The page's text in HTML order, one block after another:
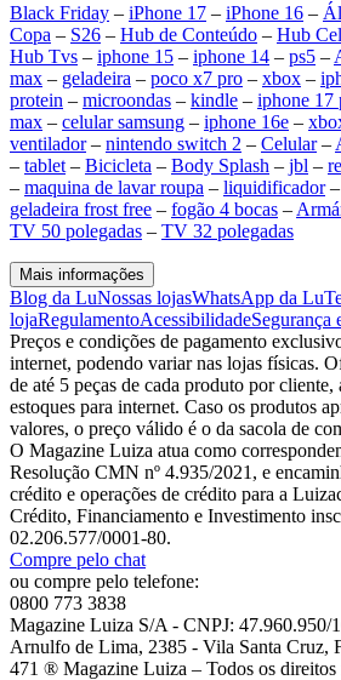
Black Friday – iPhone 17 – iPhone 16 –
Copa – S26 – Hub de Conteúdo – Hub
Hub Tvs – iphone 15 – iphone 14 – ps5 –
max – geladeira – poco x7 pro – xbox –
protein – microondas – kindle – iphone 17
max – celular samsung – iphone 16e –
ventilador– nintendo switch 2 – Celular–
– tablet – Bicicleta – Body Splash – jbl –
– maquina de lavar roupa – liquidificador–
geladeira frost free – fogão 4 bocas –
TV 50 polegadas – TV 32 polegadas
Mais informações
Blog da LuNossas lojasWhatsApp da Lu
lojaRegulamentoAcessibilidadeSegurança
Preços e condições de pagamento
internet, podendo variar nas lojas físicas.
de até 5 peças de cada produto por cliente,
estoques para internet. Caso os produtos
valores, o preço válido é o da sacola de
O Magazine Luiza atua como
Resolução CMN nº 4.935/2021, e
crédito e operações de crédito para a
Crédito, Financiamento e Investimento
02.206.577/0001-80.
Compre pelo chat
ou compre pelo telefone:
0800 773 3838
Magazine Luiza S/A - CNPJ: 47.960.950/
Arnulfo de Lima, 2385 - Vila Santa Cruz,
471 ® Magazine Luiza – Todos os direitos